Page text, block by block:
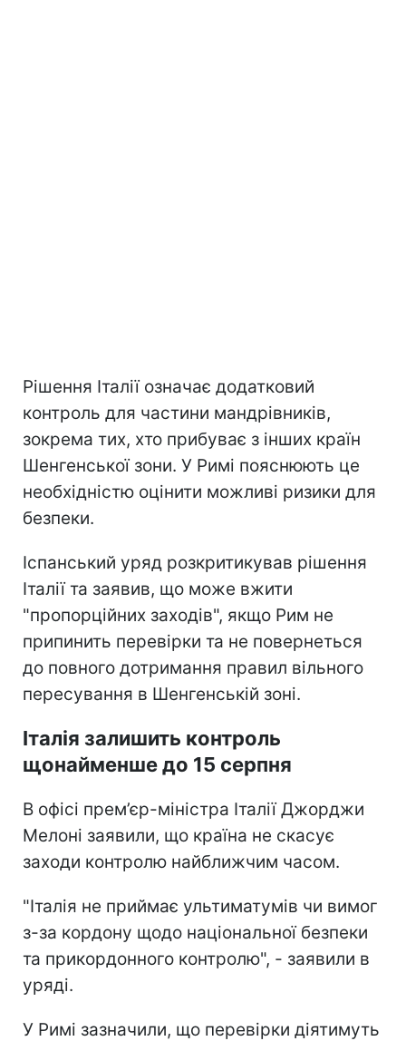
Рішення Італії означає додатковий
контроль для частини мандрівників,
зокрема тих, хто прибуває з інших країн
Шенгенської зони. У Римі пояснюють це
необхідністю оцінити можливі ризики для
безпеки.
Іспанський уряд розкритикував рішення
Італії та заявив, що може вжити
"пропорційних заходів", якщо Рим не
припинить перевірки та не повернеться
до повного дотримання правил вільного
пересування в Шенгенській зоні.
Італія залишить контроль
щонайменше до 15 серпня
В офісі прем’єр-міністра Італії Джорджи
Мелоні заявили, що країна не скасує
заходи контролю найближчим часом.
"Італія не приймає ультиматумів чи вимог
з-за кордону щодо національної безпеки
та прикордонного контролю", - заявили в
уряді.
У Римі зазначили, що перевірки діятимуть